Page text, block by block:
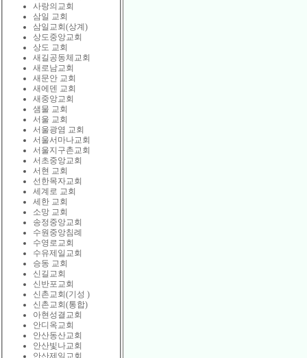
사랑의교회
삼일 교회
삼일교회(상계)
상도중앙교회
상도 교회
새길공동체교회
새로남교회
새문안 교회
새에덴 교회
새중앙교회
샘물 교회
서울 교회
서울광염 교회
서울서마나교회
서울지구촌교회
서초중앙교회
서현 교회
선한목자교회
세계로 교회
세한 교회
소망 교회
송정중앙교회
수원중앙침례
수영로교회
수유제일교회
승동 교회
신길교회
신반포교회
신촌교회(기성 )
신촌교회(통합)
아현성결교회
안디옥교회
안산동산교회
안산빛나교회
안산제일교회